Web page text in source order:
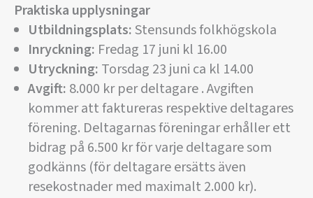
Praktiska upplysningar
Utbildningsplats:Stensunds folkhögskola
Inryckning: Fredag 17 juni kl 16.00
Utryckning: Torsdag 23 juni ca kl 14.00
Avgift: 8.000 kr per deltagare . Avgiften
kommer att faktureras respektive deltagares
förening. Deltagarnas föreningar erhåller ett
bidrag på 6.500 kr för varje deltagare som
godkänns (för deltagare ersätts även
resekostnader med maximalt 2.000 kr).